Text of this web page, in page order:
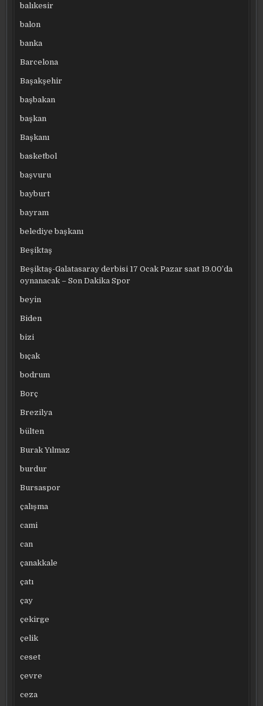
balıkesir
balon
banka
Barcelona
Başakşehir
başbakan
başkan
Başkanı
basketbol
başvuru
bayburt
bayram
belediye başkanı
Beşiktaş
Beşiktaş-Galatasaray derbisi 17 Ocak Pazar saat 19.00’da
oynanacak – Son Dakika Spor
beyin
Biden
bizi
bıçak
bodrum
Borç
Brezilya
bülten
Burak Yılmaz
burdur
Bursaspor
çalışma
cami
can
çanakkale
çatı
çay
çekirge
çelik
ceset
çevre
ceza